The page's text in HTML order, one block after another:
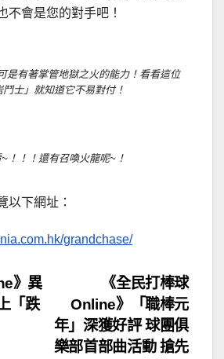
不會是您的對手吧！
是有著掌管地獄之火的能力！看看這位
鬥士」就知道它不易對付！
！！！還有召喚火龍呢~！
以下網址：
grandchase/
《全民打棒球
Online》「職棒元
年」深獲好評 球團俱
樂部首部曲活動 搶先
》異
「跌